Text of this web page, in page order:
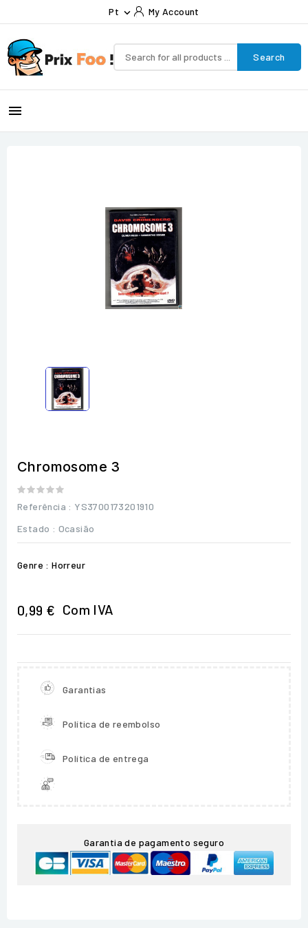
Pt  My Account
Search

Chromosome 3
Referência : YS3700173201910
Estado : Ocasião
Genre : Horreur
0,99 € Com IVA
Garantias
Política de reembolso
Política de entrega
Garantia de pagamento seguro